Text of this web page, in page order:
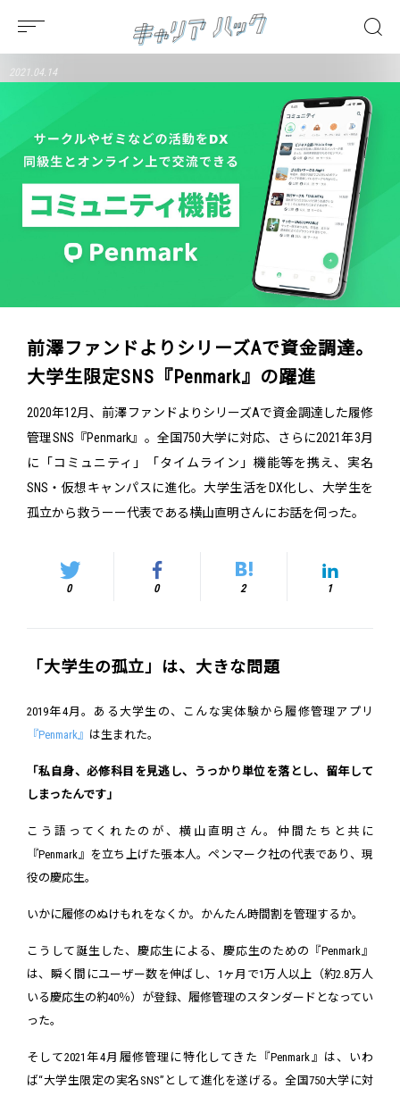
2021.04.14
前澤ファンドよりシリーズAで資金調達。
大学生限定SNS『Penmark』の躍進
2020年12月、前澤ファンドよりシリーズAで資金調達した履修
管理SNS『Penmark』。全国750大学に対応、さらに2021年3月
に「コミュニティ」「タイムライン」機能等を携え、実名
SNS・仮想キャンパスに進化。大学生活をDX化し、大学生を
孤立から救うーー代表である横山直明さんにお話を伺った。
0 0 2 1
「大学生の孤立」は、大きな問題
2019年4月。ある大学生の、こんな実体験から履修管理アプリ
『Penmark』 は生まれた。
「私自身、必修科目を見逃し、うっかり単位を落とし、留年して
しまったんです」
こう語ってくれたのが、横山直明さん。仲間たちと共に
『Penmark』を立ち上げた張本人。ペンマーク社の代表であり、現
役の慶応生。
いかに履修のぬけもれをなくか。かんたん時間割を管理するか。
こうして誕生した、慶応生による、慶応生のための『Penmark』
は、瞬く間にユーザー数を伸ばし、1ヶ月で1万人以上（約2.8万人
いる慶応生の約40％）が登録、履修管理のスタンダードとなってい
った。
そして2021年4月――履修管理に特化してきた『Penmark』は、いわ
ば“大学生限定の実名SNS”として進化を遂げる。全国750大学に対